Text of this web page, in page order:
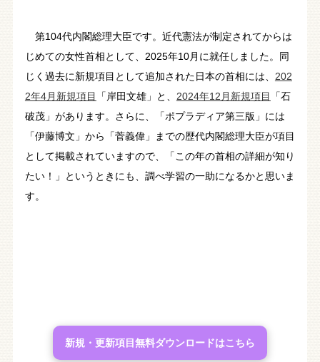
第104代内閣総理大臣です。近代憲法が制定されてからは
じめての女性首相として、2025年10月に就任しました。同
じく過去に新規項目として追加された日本の首相には、 202
2年4月新規項目
「岸田文雄」と、 2024年12月新規項目
「石
破茂」があります。さらに、「ポプラディア第三版」には
「伊藤博文」から「菅義偉」までの歴代内閣総理大臣が項目
として掲載されていますので、「この年の首相の詳細が知り
たい！」というときにも、調べ学習の一助になるかと思いま
す。
新規・更新項目無料ダウンロードはこちら